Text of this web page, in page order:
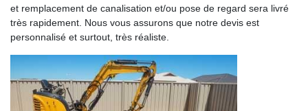
et remplacement de canalisation et/ou pose de regard sera livré
très rapidement. Nous vous assurons que notre devis est
personnalisé et surtout, très réaliste.